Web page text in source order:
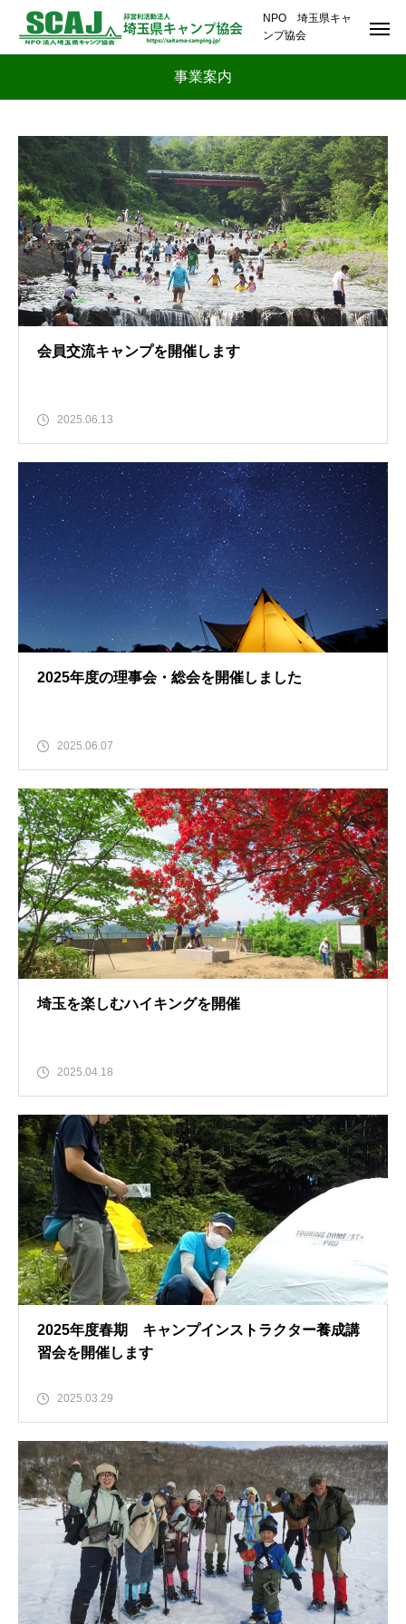
NPO 埼玉県キャ
ンプ協会
事業案内
会員交流キャンプを開催します
2025.06.13
2025年度の理事会・総会を開催しました
2025.06.07
埼玉を楽しむハイキングを開催
2025.04.18
2025年度春期 キャンプインストラクター養成講
習会を開催します
2025.03.29